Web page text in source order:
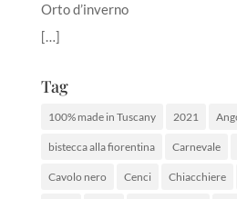
Orto d’inverno
[…]
Tag
100% made in Tuscany 2021
bistecca alla fiorentina Carnevale
Cavolo nero Cenci Chiacchiere